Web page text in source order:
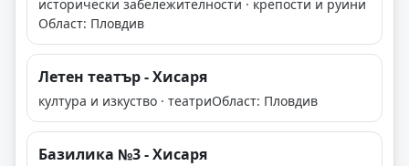
исторически забележителности · крепости и руини
Област: Пловдив
Летен театър - Хисаря
култура и изкуство · театриОбласт: Пловдив
Базилика №3 - Хисаря